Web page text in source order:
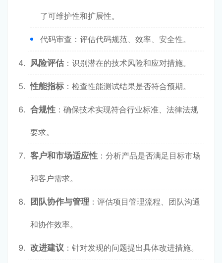
了可维护性和扩展性。
代码审查：评估代码规范、效率、安全性。
风险评估 ：识别潜在的技术风险和应对措施。
性能指标 ：检查性能测试结果是否符合预期。
合规性 ：确保技术实现符合行业标准、法律法规
要求。
客户和市场适应性 ：分析产品是否满足目标市场
和客户需求。
团队协作与管理 ：评估项目管理流程、团队沟通
和协作效率。
改进建议 ：针对发现的问题提出具体改进措施。